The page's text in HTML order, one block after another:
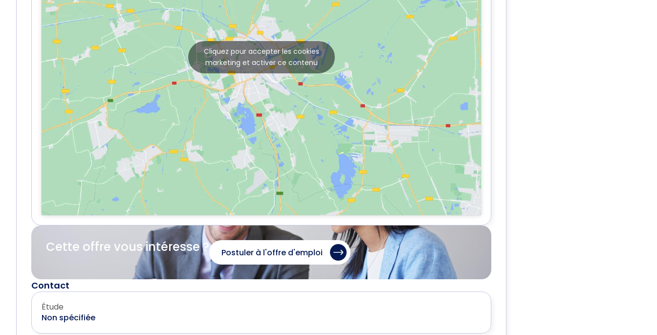
Cliquez pour accepter les cookies
marketing et activer ce contenu
Cette offre vous intéresse ? Postuler à l'offre d'emploi
Contact
Étude
Non spécifiée